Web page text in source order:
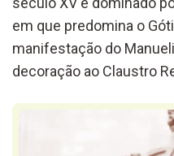
em que predomina o
manifestação do
decoração ao Claustro